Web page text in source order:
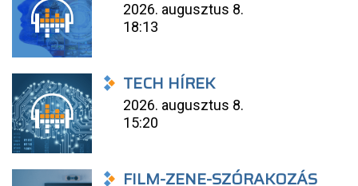
2026. augusztus 8.
18:13
TECH HÍREK
2026. augusztus 8.
15:20
FILM-ZENE-SZÓRAKOZÁS